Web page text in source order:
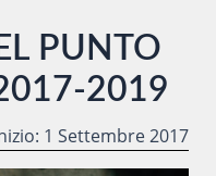
PUNTO
2019
1 Settembre 2017